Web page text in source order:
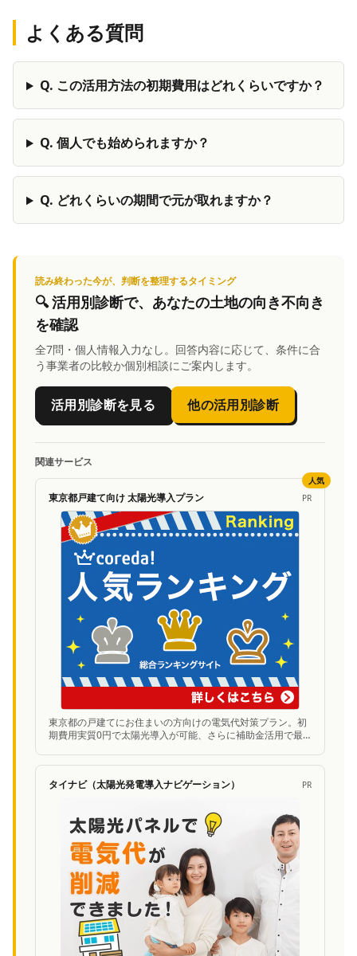
よくある質問
Q. この活用方法の初期費用はどれくらいですか？
Q. 個人でも始められますか？
Q. どれくらいの期間で元が取れますか？
読み終わった今が、判断を整理するタイミング
🔍活用別診断で、あなたの土地の向き不向き
を確認
全7問・個人情報入力なし。回答内容に応じて、条件に合
う事業者の比較か個別相談にご案内します。
活用別診断を見る 他の活用別診断
関連サービス
東京都戸建て向け 太陽光導入プラン PR
東京都の戸建てにお住まいの方向けの電気代対策プラン。初
期費用実質0円で太陽光導入が可能、さらに補助金活用で最
人気
タイナビ（太陽光発電導入ナビゲーション） PR